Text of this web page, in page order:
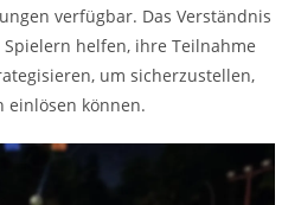
verfügbar. Das Verständnis
helfen, ihre Teilnahme
um sicherzustellen,
einlösen können.